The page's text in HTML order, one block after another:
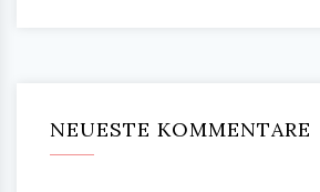
NEUESTE KOMMENTARE